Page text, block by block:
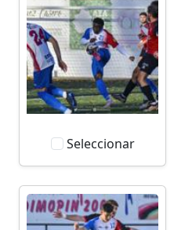
Seleccionar